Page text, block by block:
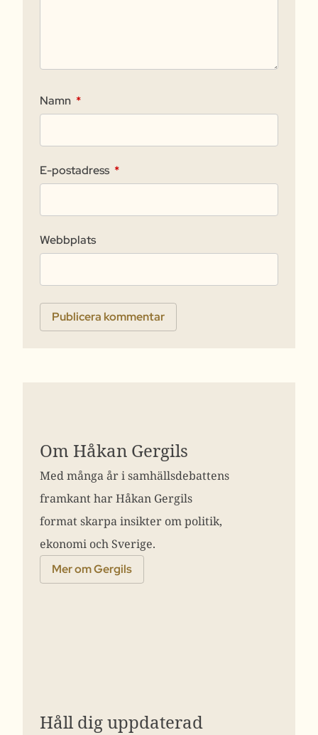
Namn *
E-postadress *
Webbplats
Om Håkan Gergils
Med många år i samhällsdebattens
framkant har Håkan Gergils
format skarpa insikter om politik,
ekonomi och Sverige.
Mer om Gergils
Håll dig uppdaterad